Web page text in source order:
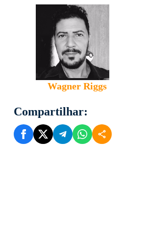
Wagner Riggs
Compartilhar: